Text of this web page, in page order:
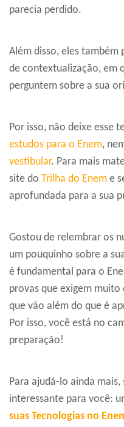
parecia perdido.
Além disso, eles também
de contextualização, em
perguntem sobre a sua
Por isso, não deixe esse
estudos para o Enem,
vestibular. Para mais
site do Trilha do Enem e
aprofundada para a sua
Gostou de relembrar os
um pouquinho sobre a
é fundamental para o
provas que exigem
que vão além do que é
Por isso, você está no
preparação!
Para ajudá-lo ainda
interessante para você:
suas Tecnologias no